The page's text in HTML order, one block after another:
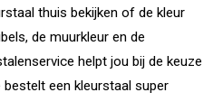
thuis bekijken of de kleur
de muurkleur en de
helpt jou bij de keuze
een kleurstaal super